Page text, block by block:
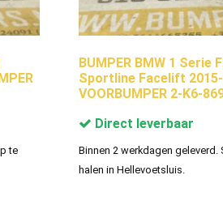
te
BUMPER BMW 1 Serie
Sportline Facelift
VOORBUMPER 2-K6-
Direct leverbaar
Binnen 2 werkdagen geleverd.
halen in Hellevoetsluis.